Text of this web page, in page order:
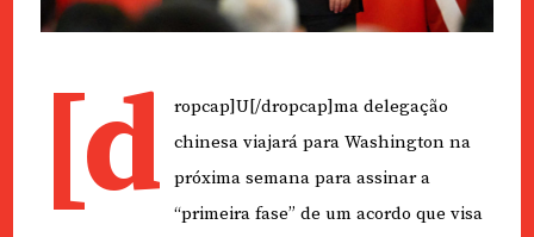
[d
ropcap]U[/dropcap]ma delegação
chinesa viajará para Washington na
próxima semana para assinar a
“primeira fase” de um acordo que visa